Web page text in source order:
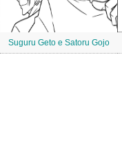
Suguru Geto e Satoru Gojo